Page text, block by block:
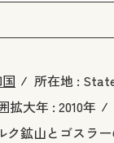
所在地 :
拡大年 : 2010年
ク鉱山とゴスラー